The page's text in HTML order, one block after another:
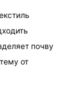
почву
от